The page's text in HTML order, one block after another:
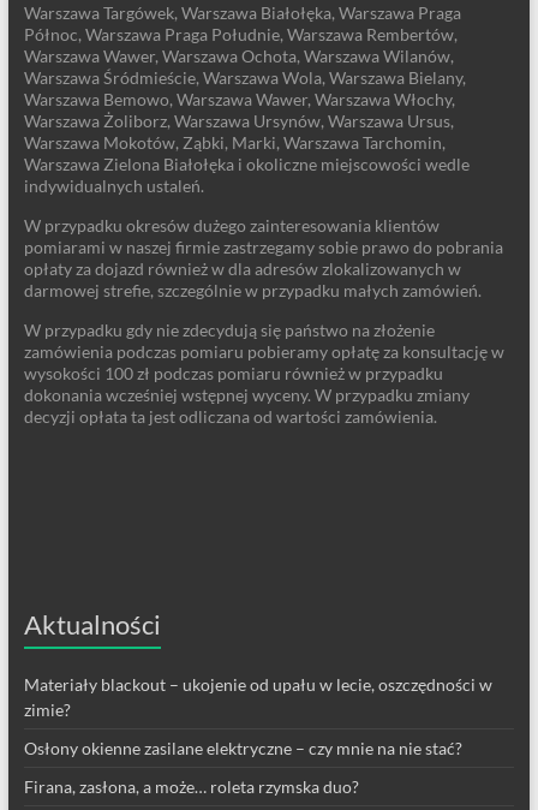
Warszawa Targówek, Warszawa Białołęka, Warszawa Praga
Północ, Warszawa Praga Południe, Warszawa Rembertów,
Warszawa Wawer, Warszawa Ochota, Warszawa Wilanów,
Warszawa Śródmieście, Warszawa Wola, Warszawa Bielany,
Warszawa Bemowo, Warszawa Wawer, Warszawa Włochy,
Warszawa Żoliborz, Warszawa Ursynów, Warszawa Ursus,
Warszawa Mokotów, Ząbki, Marki, Warszawa Tarchomin,
Warszawa Zielona Białołęka i okoliczne miejscowości wedle
indywidualnych ustaleń.
W przypadku okresów dużego zainteresowania klientów
pomiarami w naszej firmie zastrzegamy sobie prawo do pobrania
opłaty za dojazd również w dla adresów zlokalizowanych w
darmowej strefie, szczególnie w przypadku małych zamówień.
W przypadku gdy nie zdecydują się państwo na złożenie
zamówienia podczas pomiaru pobieramy opłatę za konsultację w
wysokości 100 zł podczas pomiaru również w przypadku
dokonania wcześniej wstępnej wyceny. W przypadku zmiany
decyzji opłata ta jest odliczana od wartości zamówienia.
Aktualności
Materiały blackout – ukojenie od upału w lecie, oszczędności w
zimie?
Osłony okienne zasilane elektryczne – czy mnie na nie stać?
Firana, zasłona, a może… roleta rzymska duo?